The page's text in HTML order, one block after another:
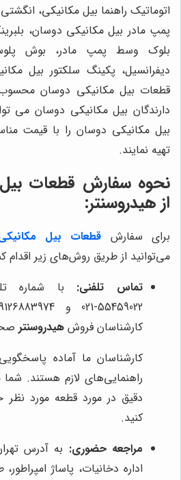
اتوماتیک راهنما بیل مکانیکی،
پمپ مادر بیل مکانیکی دوسان،
بلوک وسط پمپ مادر، بوش
دیفرانسیل، پکینگ سلکتور بیل
قطعات بیل مکانیکی دوسان
دارندگان بیل مکانیکی دوسان می
بیل مکانیکی دوسان را با قیمت
تهیه نمایند.
نحوه سفارش قطعات
از هیدروسنتر:
برای سفارش قطعات بیل
می‌توانید از طریق روش‌های زیر اقدام
تماس تلفنی:
کارشناسان فروش هیدروسنتر
کارشناسان ما آماده
راهنمایی‌های لازم هستند. شما
دقیق در مورد قطعه مورد
کنید.
مراجعه حضوری: به آدرس